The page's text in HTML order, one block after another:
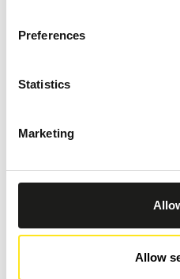
Preferences
Statistics
Marketing
Allow
B&B INNESTI
+393313971969